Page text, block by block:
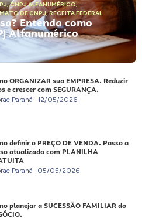
,CNPJ ALFANUMÉRICO,
DE CNPJ,RECEITA FEDERAL
Entenda como
Alfanumérico
ORGANIZAR sua EMPRESA. Reduzir
e crescer com SEGURANÇA.
Paraná 12/05/2026
definir o PREÇO DE VENDA. Passo a
atualizado com PLANILHA
Paraná 05/05/2026
planejar a SUCESSÃO FAMILIAR do